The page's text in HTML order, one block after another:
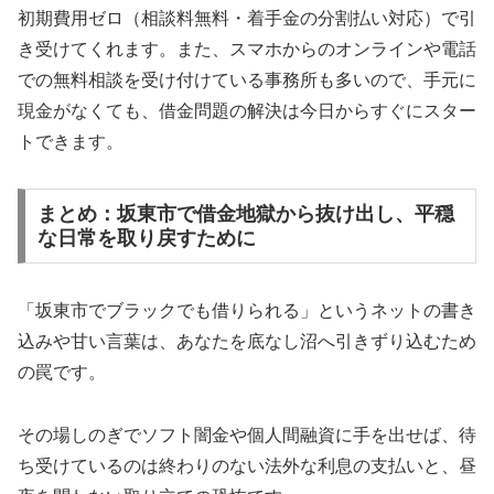
初期費用ゼロ（相談料無料・着手金の分割払い対応）で引
き受けてくれます。また、スマホからのオンラインや電話
での無料相談を受け付けている事務所も多いので、手元に
現金がなくても、借金問題の解決は今日からすぐにスター
トできます。
まとめ：坂東市で借金地獄から抜け出し、平穏
な日常を取り戻すために
「坂東市でブラックでも借りられる」というネットの書き
込みや甘い言葉は、あなたを底なし沼へ引きずり込むため
の罠です。
その場しのぎでソフト闇金や個人間融資に手を出せば、待
ち受けているのは終わりのない法外な利息の支払いと、昼